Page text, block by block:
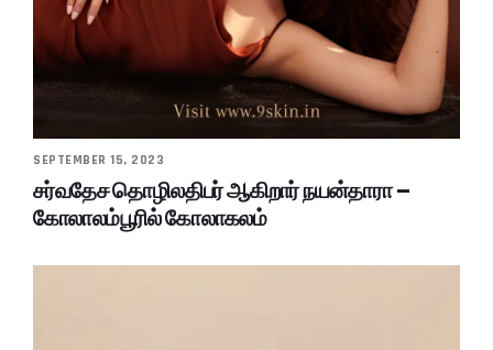
SEPTEMBER 15, 2023
சர்வதேச தொழிலதிபர் ஆகிறார் நயன்தாரா –
கோலாலம்பூரில் கோலாகலம்